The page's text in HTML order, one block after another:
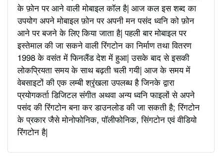
के फ़ोन पर आने वाली मोबाइल कॉल है| आज कल इस शब्द का
उपयोग अपने मोबाइल फ़ोन पर अपनी मन पसंद ध्वनि को फ़ोन
आने पर बजने के लिए किया जाता है| पहली बार मोबाइल पर
इस्तेमाल की जा सकने वाली रिंगटोन का निर्माण तथा वितरण
1998 के वसंत में फिनलैंड देश में हुआ| उसके बाद से इसकी
लोकप्रियता समय के साथ बढ़ती चली गयी| आज के समय में
वेबसाइटों की एक लम्बी श्रृंखला उपलब्ध है जिनके द्वारा
प्रयोगकर्ता डिजिटल संगीत अथवा अन्य ध्वनि फाइलों से अपने
पसंद की रिंगटोन बना कर डाउनलोड की जा सकती है; रिंगटोन
के प्रकार जैसे मोनोफोनिक, पॉलीफोनिक, सिंगटोन एवं वीडियो
रिंगटोन है|